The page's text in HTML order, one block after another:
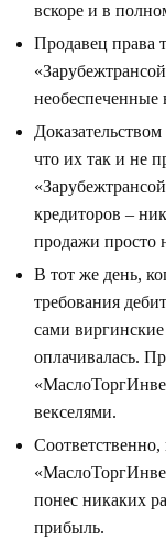
вскоре и в
Продавец права
что их так и не
кредиторов –
продажи просто
В тот же день,
требования
сами
оплачивалась.
векселями.
понес никаких
прибыль.